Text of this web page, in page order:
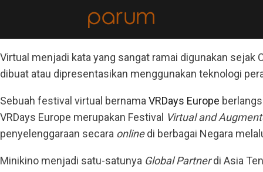
Virtual menjadi kata yang sangat ramai digunakan
dibuat atau dipresentasikan menggunakan teknologi
Sebuah festival virtual bernama VRDays Europe
VRDays Europe merupakan Festival Virtual and
penyelenggaraan secara onlinedi berbagai Negara
Minikino menjadi satu-satunya Global Partnerdi Asia